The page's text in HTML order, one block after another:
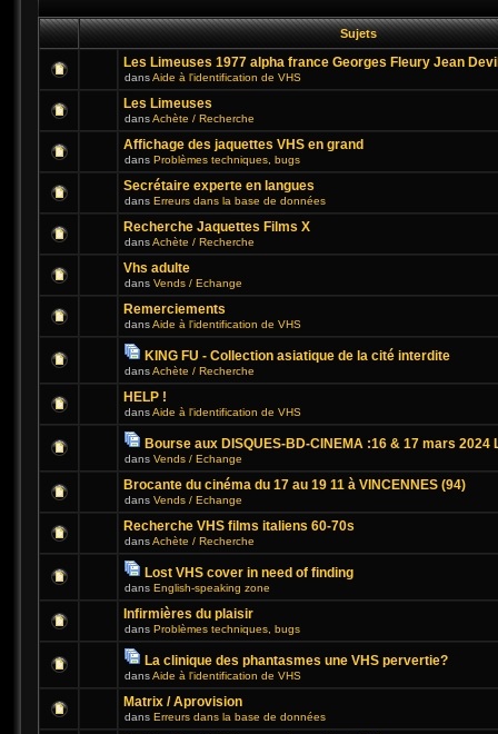
Sujets
Les Limeuses 1977 alpha france Georges Fleury Jean
dansAide à l'identification de VHS
Les Limeuses
dansAchète / Recherche
Affichage des jaquettes VHS en grand
dans Problèmes techniques, bugs
Secrétaire experte en langues
dans Erreurs dans la base de données
Recherche Jaquettes Films X
dansAchète / Recherche
Vhs adulte
dans Vends / Echange
Remerciements
dansAide à l'identification de VHS
KING FU - Collection asiatique de la cité interdite
dansAchète / Recherche
HELP !
dansAide à l'identification de VHS
Bourse aux DISQUES-BD-CINEMA :16 & 17 mars 2024
dans Vends / Echange
Brocante du cinéma du 17 au 19 11 à VINCENNES (94)
dans Vends / Echange
Recherche VHS films italiens 60-70s
dansAchète / Recherche
Lost VHS cover in need of finding
dans English-speaking zone
Infirmières du plaisir
dans Problèmes techniques, bugs
La clinique des phantasmes une VHS pervertie?
dansAide à l'identification de VHS
Matrix / Aprovision
dans Erreurs dans la base de données